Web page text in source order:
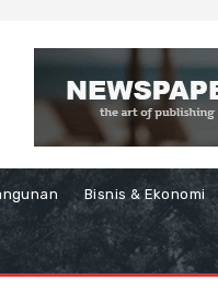
Bisnis & Ekonomi